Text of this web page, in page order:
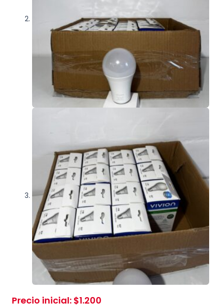
Precio inicial: $1.200